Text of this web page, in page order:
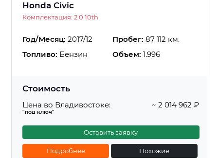
Honda Civic
Комплектация: 2.0 10th
Год/Месяц: 2017/12 Пробег: 87 112 км.
Топливо: Бензин Объем: 1.996
Стоимость
Цена во Владивостоке:
"под ключ"
~ 2 014 962 ₽
Оставить заявку
Подробнее Похожие